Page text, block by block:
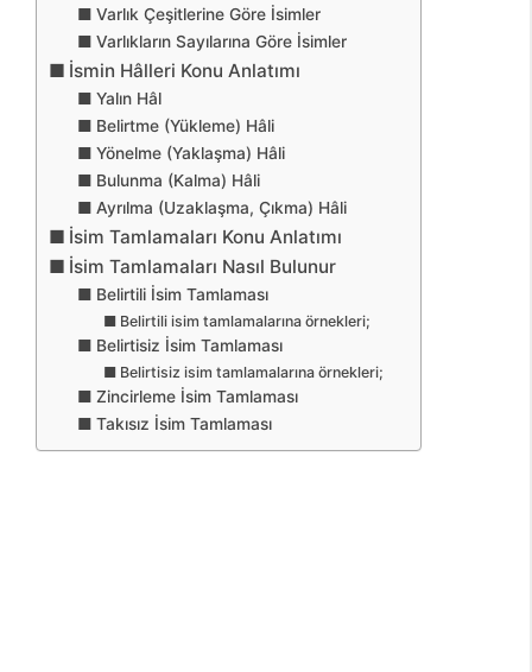
Varlık Çeşitlerine Göre İsimler
Varlıkların Sayılarına Göre İsimler
İsmin Hâlleri Konu Anlatımı
Yalın Hâl
Belirtme (Yükleme) Hâli
Yönelme (Yaklaşma) Hâli
Bulunma (Kalma) Hâli
Ayrılma (Uzaklaşma, Çıkma) Hâli
İsim Tamlamaları Konu Anlatımı
İsim Tamlamaları Nasıl Bulunur
Belirtili İsim Tamlaması
Belirtili isim tamlamalarına örnekleri;
Belirtisiz İsim Tamlaması
Belirtisiz isim tamlamalarına örnekleri;
Zincirleme İsim Tamlaması
Takısız İsim Tamlaması